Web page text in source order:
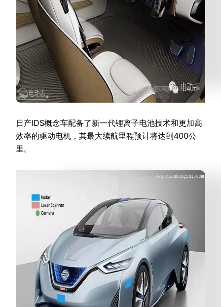
日产IDS概念车配备了新一代锂离子电池技术和更加高
效率的驱动电机，其最大续航里程预计将达到400公
里。